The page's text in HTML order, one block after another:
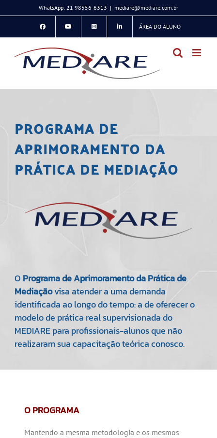
para
conteúdo
WhatsApp: 21 98556-6313 | mediare@mediare.com.br
ÁREA DO ALUNO
PROGRAMA DE
APRIMORAMENTO DA
PRÁTICA DE MEDIAÇÃO
O Programa de Aprimoramento da Prática de
Mediaçãovisa atender a uma demanda
identificada ao longo do tempo: a de oferecer o
modelo de prática real supervisionada do
MEDIARE para profissionais-alunos que não
realizaram sua capacitação teórica conosco.
O PROGRAMA
Mantendo a mesma metodologia e os mesmos